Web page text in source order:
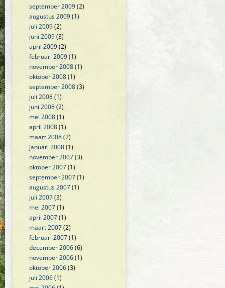
september 2009(2)
augustus 2009(1)
juli 2009(2)
juni 2009(3)
april 2009(2)
februari 2009(1)
november 2008(1)
oktober 2008(1)
september 2008(3)
juli 2008(1)
juni 2008(2)
mei 2008(1)
april 2008(1)
maart 2008(2)
januari 2008(1)
november 2007(3)
oktober 2007(1)
september 2007(1)
augustus 2007(1)
juli 2007(3)
mei 2007(1)
april 2007(1)
maart 2007(2)
februari 2007(1)
december 2006(6)
november 2006(1)
oktober 2006(3)
juli 2006(1)